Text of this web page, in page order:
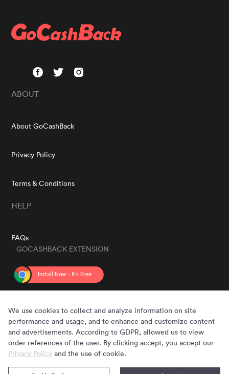
ABOUT
About GoCashBack
Privacy Policy
Terms & Conditions
HELP
FAQs
GOCASHBACK EXTENSION
We use cookies to collect and analyze information on site
performance and usage, and to enhance and customize content
and advertisements. According to GDPR, allowed us to view
order references of the user. By clicking accept, you accept our
Privacy Policy and the use of cookie.